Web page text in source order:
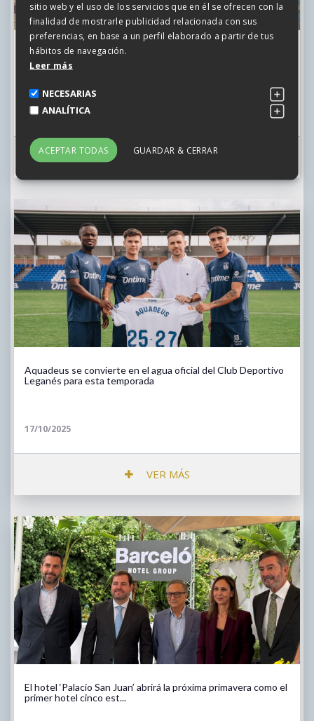
Grupo Fuertes recibe el Premio Cegos a las Mejores
Prácticas de RRHH por su proyecto LAB19
6/11/2025
VER MÁS
Aquadeus se convierte en el agua oficial del Club Deportivo
Leganés para esta temporada
17/10/2025
VER MÁS
El hotel ‘Palacio San Juan’ abrirá la próxima primavera como el
primer hotel cinco est...
sitio web y el uso de los servicios que en él se ofrecen con la
finalidad de mostrarle publicidad relacionada con sus
preferencias, en base a un perfil elaborado a partir de tus
hábitos de navegación.
Leer más
NECESARIAS
ANALÍTICA
ACEPTAR TODAS GUARDAR & CERRAR